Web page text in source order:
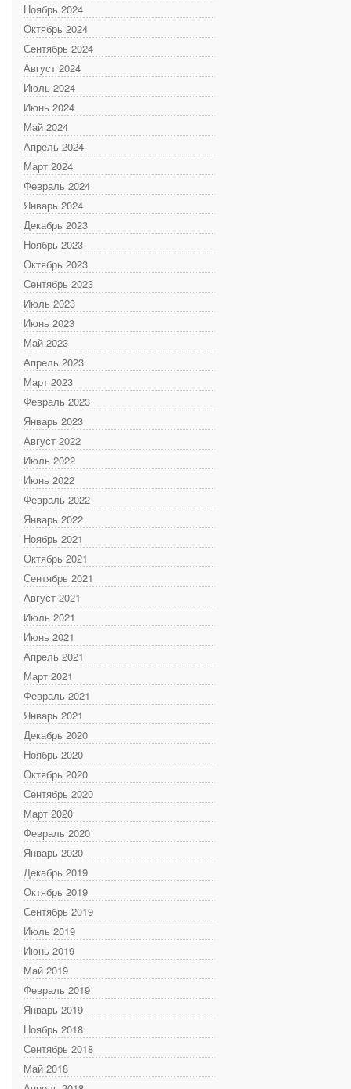
Ноябрь 2024
Октябрь 2024
Сентябрь 2024
Август 2024
Июль 2024
Июнь 2024
Май 2024
Апрель 2024
Март 2024
Февраль 2024
Январь 2024
Декабрь 2023
Ноябрь 2023
Октябрь 2023
Сентябрь 2023
Июль 2023
Июнь 2023
Май 2023
Апрель 2023
Март 2023
Февраль 2023
Январь 2023
Август 2022
Июль 2022
Июнь 2022
Февраль 2022
Январь 2022
Ноябрь 2021
Октябрь 2021
Сентябрь 2021
Август 2021
Июль 2021
Июнь 2021
Апрель 2021
Март 2021
Февраль 2021
Январь 2021
Декабрь 2020
Ноябрь 2020
Октябрь 2020
Сентябрь 2020
Март 2020
Февраль 2020
Январь 2020
Декабрь 2019
Октябрь 2019
Сентябрь 2019
Июль 2019
Июнь 2019
Май 2019
Февраль 2019
Январь 2019
Ноябрь 2018
Сентябрь 2018
Май 2018